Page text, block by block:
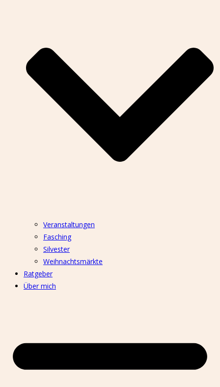
Veranstaltungen
Fasching
Silvester
Weihnachtsmärkte
Ratgeber
Über mich